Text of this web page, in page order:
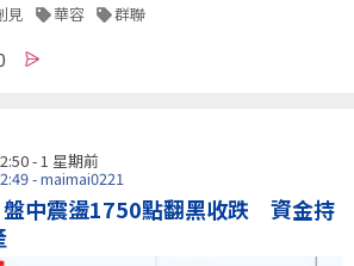
見 華容 群聯
- 1 星期前
- maimai0221
中震盪1750點翻黑收跌 資金持